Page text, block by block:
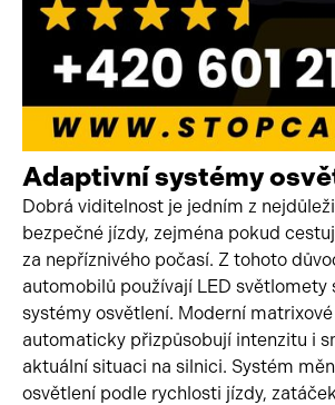
Adaptivní systémy
Dobrá viditelnost je jedním z
bezpečné jízdy, zejména pokud
za nepříznivého počasí. Z tohoto
automobilů používají LED světlomety
systémy osvětlení. Moderní
automaticky přizpůsobují intenzitu i
aktuální situaci na silnici. Systém
osvětlení podle rychlosti jízdy,